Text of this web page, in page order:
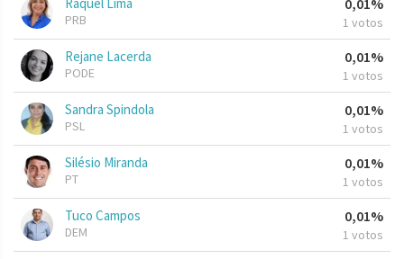
PRB
0,01%
1 votos
Rejane Lacerda
PODE
0,01%
1 votos
Sandra Spindola
PSL
0,01%
1 votos
Silésio Miranda
PT
0,01%
1 votos
Tuco Campos
DEM
0,01%
1 votos